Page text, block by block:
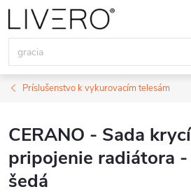
Prejsť
na
obsah
Príslušenstvo k vykurovacím telesám
CERANO - Sada
pripojenie radiátora
šedá